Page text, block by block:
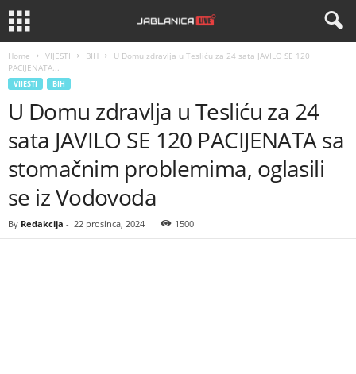
Home VIJESTI BIH
U Domu zdravlja u Tesliću za 24 sata JAVILO SE 120
PACIJENATA...
VIJESTI BIH
U Domu zdravlja u Tesliću za 24
sata JAVILO SE 120 PACIJENATA sa
stomačnim problemima, oglasili
se iz Vodovoda
By Redakcija - 22 prosinca, 2024 1500